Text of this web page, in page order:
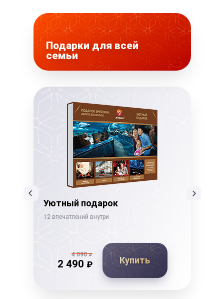
Подарки для всей
семьи
Уютный подарок
12 впечатлений внутри
4 090₽
2 490 ₽ Купить